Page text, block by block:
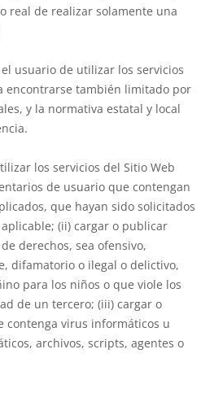
real de realizar solamente una
usuario de utilizar los servicios
encontrarse también limitado por
y la normativa estatal y local
los servicios del Sitio Web
de usuario que contengan
que hayan sido solicitados
(ii) cargar o publicar
derechos, sea ofensivo,
difamatorio o ilegal o delictivo,
para los niños o que viole los
de un tercero; (iii) cargar o
contenga virus informáticos u
archivos, scripts, agentes o